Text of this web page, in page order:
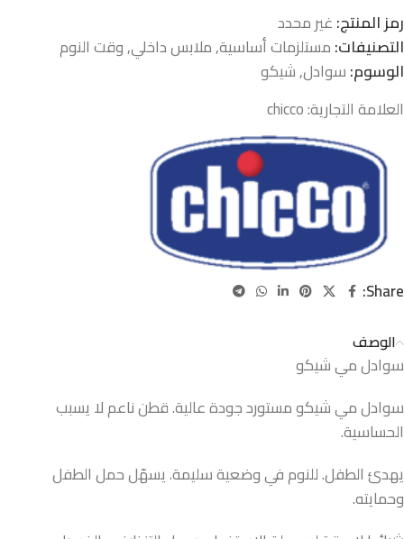
رمز المنتج:غير محدد
التصنيفات:مستلزمات أساسية,ملابس داخلي,وقت النوم
الوسوم:سوادل,شيكو
العلامة التجارية:chicco
Share:
الوصف
سوادل مي شيكو
سوادل مي شيكو مستورد جودة عالية. قطن ناعم لا يسبب
الحساسية.
يهدئ الطفل. للنوم في وضعية سليمة. يسهّل حمل الطفل
وحمايته.